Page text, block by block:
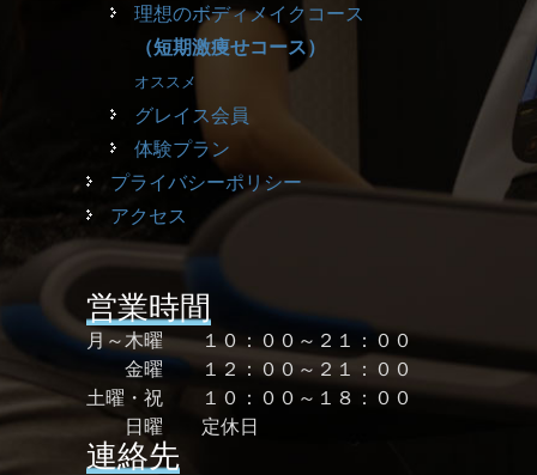
理想のボディメイクコース
（短期激痩せコース）
オススメ
グレイス会員
体験プラン
プライバシーポリシー
アクセス
営業時間
月～木曜 １０：００～２１：００
金曜 １２：００～２１：００
土曜・祝 １０：００～１８：００
日曜 定休日
連絡先